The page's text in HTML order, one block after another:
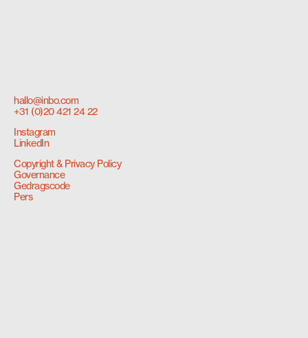
hallo@inbo.com
+31 (0)20 421 24 22
Instagram
LinkedIn
Copyright & Privacy Policy
Governance
Gedragscode
Pers